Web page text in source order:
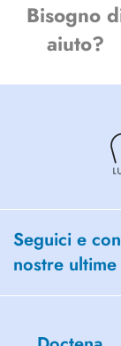
Bisogno
aiuto?
Seguici e
nostre